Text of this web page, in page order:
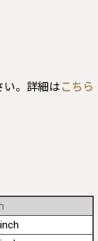
い。詳細は こちら